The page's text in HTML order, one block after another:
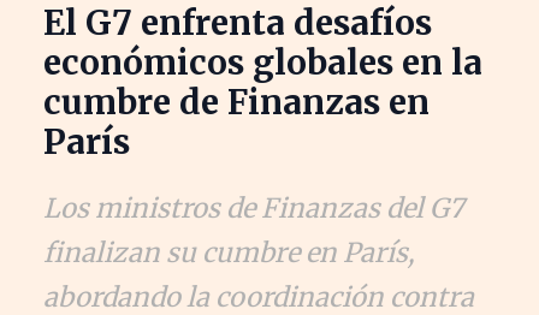
El G7 enfrenta desafíos
económicos globales en la
cumbre de Finanzas en
París
Los ministros de Finanzas del G7
finalizan su cumbre en París,
abordando la coordinación contra